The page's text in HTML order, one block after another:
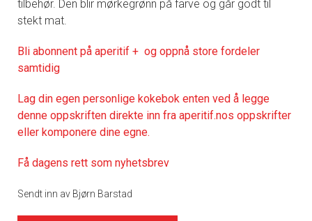
tilbehør. Den blir mørkegrønn på farve og går godt til
stekt mat.
Bli abonnent på aperitif + og oppnå store fordeler
samtidig
Lag din egen personlige kokebok enten ved å legge
denne oppskriften direkte inn fra aperitif.nos oppskrifter
eller komponere dine egne.
Få dagens rett som nyhetsbrev
Sendt inn av Bjørn Barstad